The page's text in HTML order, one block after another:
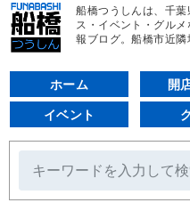
船橋つうしんは、千
ス・イベント・グル
報ブログ。船橋市近隣
ホーム 開
イベント